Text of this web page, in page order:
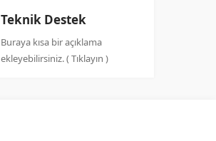
Teknik Destek
Buraya kısa bir açıklama
ekleyebilirsiniz. ( Tıklayın )